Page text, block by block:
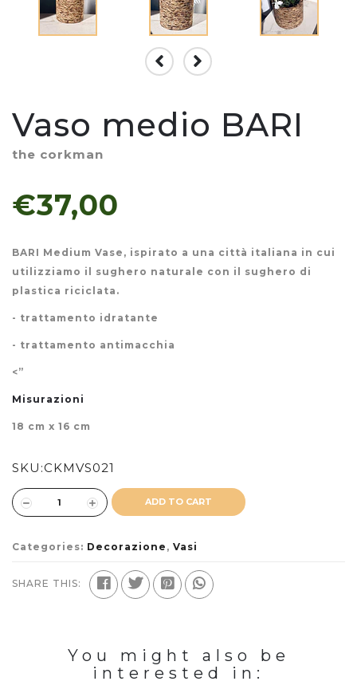
Vaso medio BARI
the corkman
€37,00
BARI Medium Vase, ispirato a una città italiana in cui
utilizziamo il sughero naturale con il sughero di
plastica riciclata.
- trattamento idratante
- trattamento antimacchia
<”
Misurazioni
18 cm x 16 cm
SKU:CKMVS021
ADD TO CART
Categories: Decorazione , Vasi
SHARE THIS:
You might also be
interested in: